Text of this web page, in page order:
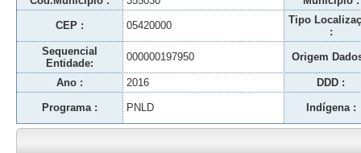
CEP : 05420000
Tipo
:
Sequencial
Entidade:
000000197950 Origem
Ano : 2016 DDD :
Programa : PNLD Indígena :